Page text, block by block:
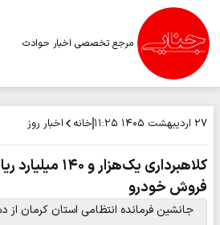
مرجع تخصصی اخبار حوادث
۲۷ اردیبهشت ۱۴۰۵ ۱۱:۲۵ خانه اخبار روز
کلاهبرداری
فروش خودرو
جانشین فرمانده انتظامی استان کرمان از